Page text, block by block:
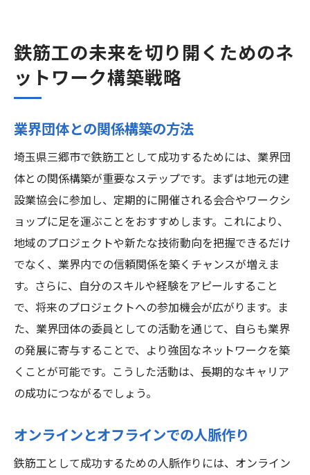
鉄筋工の未来を切り開くためのネ
ットワーク構築戦略
業界団体との関係構築の方法
埼玉県三郷市で鉄筋工として成功するためには、業界団
体との関係構築が重要なステップです。まずは地元の建
設業協会に参加し、定期的に開催される会合やワークシ
ョップに足を運ぶことをおすすめします。これにより、
地域のプロジェクトや新たな技術動向を把握できるだけ
でなく、業界内での信頼関係を築くチャンスが増えま
す。さらに、自分のスキルや経験をアピールすること
で、将来のプロジェクトへの参加機会が広がります。ま
た、業界団体の委員としての活動を通じて、自らも業界
の発展に寄与することで、より強固なネットワークを築
くことが可能です。こうした活動は、長期的なキャリア
の成功につながるでしょう。
オンラインとオフラインでの人脈作り
鉄筋工として成功するための人脈作りには、オンライン